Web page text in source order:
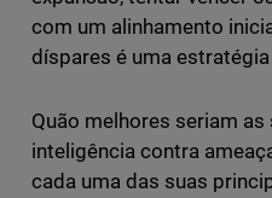
com um alinhamento
díspares é uma
Quão melhores seriam
inteligência contra
cada uma das suas